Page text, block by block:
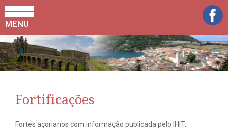
MENU
Fortificações
Fortes açorianos com informação publicada pelo IHIT.